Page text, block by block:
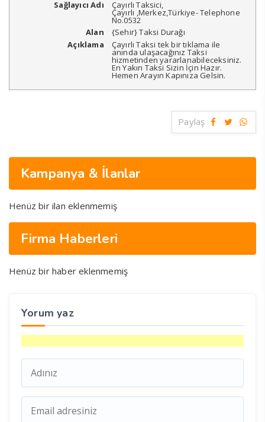
Sağlayıcı Adı Çayırlı Taksici,
Çayırlı ,Merkez,Türkiye-Telephone
No.0532
Alan
{Sehir} Taksi Durağı
Açıklama
Çayırlı Taksi tek bir tıklama ile
anında ulaşacağınız Taksi
hizmetinden yararlanabileceksiniz.
En Yakın Taksi Sizin İçin Hazır.
Hemen Arayın Kapınıza Gelsin.
Paylaş
Kampanya & İlanlar
Henüz bir ilan eklenmemiş
Firma Haberleri
Henüz bir haber eklenmemiş
Yorum yaz